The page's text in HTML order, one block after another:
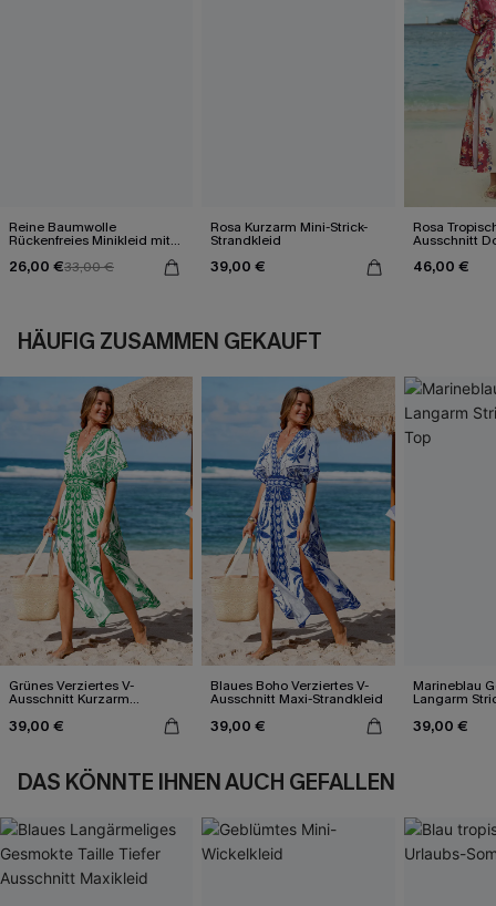
Reine Baumwolle
Rückenfreies Minikleid mit
26,00 €33,00 €
Rosa Kurzarm Mini-Strick-
Strandkleid
39,00 €
Rosa
Ausschnitt
46,00 €
HÄUFIG ZUSAMMEN GEKAUFT
Grünes Verziertes V-
Ausschnitt Kurzarm
39,00 €
Blaues Boho Verziertes V-
Ausschnitt Maxi-Strandkleid
39,00 €
Marineblau
Langarm
39,00 €
DAS KÖNNTE IHNEN AUCH GEFALLEN